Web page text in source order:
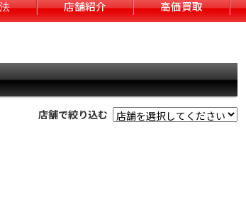
店舗紹介 高価買取
店舗で絞り込む